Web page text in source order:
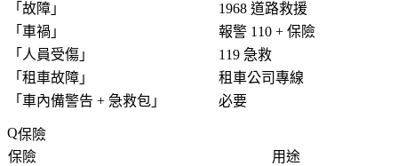
「 故障 」
1968 道路救援
「 車禍 」
報警 110 + 保險
「 人員受傷 」
119 急救
「 租車故障 」
租車公司專線
「 車內備警告 + 急救包 」 必要
保險
保險
用途